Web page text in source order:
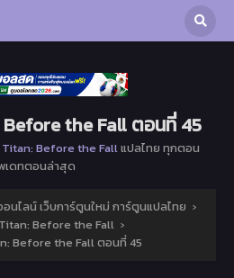
the Fall ตอนที่ 45
Before the Fallแปลไทย ทุกตอน
เดทตอนล่าสุด
นไลน์ เว็บการ์ตูนใหม่ การ์ตูนแปลไทย ›
Before the Fall ›
Before the Fall ตอนที่ 45